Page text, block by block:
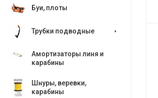
Буи, плоты
Трубки подводные
Амортизаторы линя и
карабины
Шнуры, веревки,
карабины